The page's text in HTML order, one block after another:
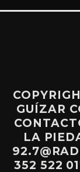
GUÍZAR
LA
352 522